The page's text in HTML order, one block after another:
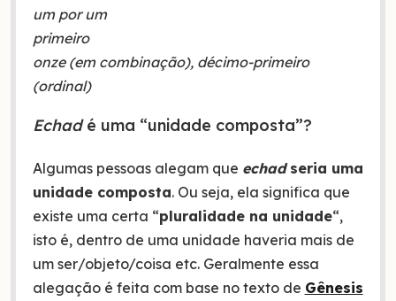
um por um
primeiro
onze (em combinação), décimo-primeiro
(ordinal)
Echadé uma “unidade composta”?
Algumas pessoas alegam que echadseria uma
unidade composta. Ou seja, ela significa que
existe uma certa “pluralidade na unidade“,
isto é, dentro de uma unidade haveria mais de
um ser/objeto/coisa etc. Geralmente essa
alegação é feita com base no texto de Gênesis